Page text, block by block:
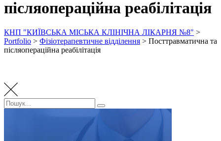
післяопераційна реабілітація
КНП "КИЇВСЬКА МІСЬКА КЛІНІЧНА ЛІКАРНЯ №8" >
Portfolio > Фізіотерапевтичне відділення > Посттравматична та
післяопераційна реабілітація
Пошук:
Пошук